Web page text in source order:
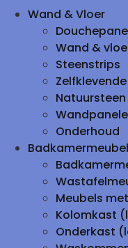
Wand & Vloer
Wand &
Steenstrips
Onderhoud
Meubels
Kolomkast
Onderkast